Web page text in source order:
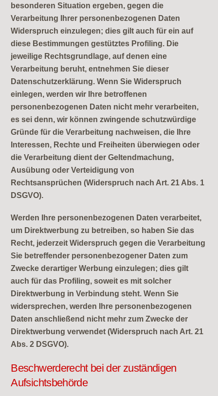
besonderen Situation ergeben, gegen die
Verarbeitung Ihrer personenbezogenen Daten
Widerspruch einzulegen; dies gilt auch für ein auf
diese Bestimmungen gestütztes Profiling. Die
jeweilige Rechtsgrundlage, auf denen eine
Verarbeitung beruht, entnehmen Sie dieser
Datenschutzerklärung. Wenn Sie Widerspruch
einlegen, werden wir Ihre betroffenen
personenbezogenen Daten nicht mehr verarbeiten,
es sei denn, wir können zwingende schutzwürdige
Gründe für die Verarbeitung nachweisen, die Ihre
Interessen, Rechte und Freiheiten überwiegen oder
die Verarbeitung dient der Geltendmachung,
Ausübung oder Verteidigung von
Rechtsansprüchen (Widerspruch nach Art. 21 Abs. 1
DSGVO).
Werden Ihre personenbezogenen Daten verarbeitet,
um Direktwerbung zu betreiben, so haben Sie das
Recht, jederzeit Widerspruch gegen die Verarbeitung
Sie betreffender personenbezogener Daten zum
Zwecke derartiger Werbung einzulegen; dies gilt
auch für das Profiling, soweit es mit solcher
Direktwerbung in Verbindung steht. Wenn Sie
widersprechen, werden Ihre personenbezogenen
Daten anschließend nicht mehr zum Zwecke der
Direktwerbung verwendet (Widerspruch nach Art. 21
Abs. 2 DSGVO).
Beschwerderecht bei der zuständigen
Aufsichtsbehörde